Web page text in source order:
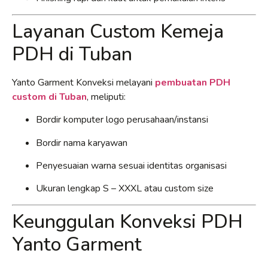
Layanan Custom Kemeja
PDH di Tuban
Yanto Garment Konveksi melayani pembuatan PDH
custom di Tuban, meliputi:
Bordir komputer logo perusahaan/instansi
Bordir nama karyawan
Penyesuaian warna sesuai identitas organisasi
Ukuran lengkap S – XXXL atau custom size
Keunggulan Konveksi PDH
Yanto Garment